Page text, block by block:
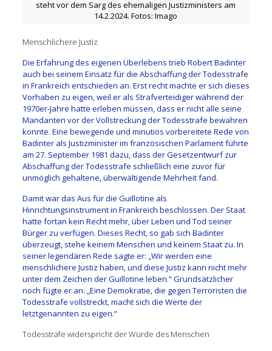
steht vor dem Sarg des ehemaligen Justizministers am
14.2.2024. Fotos: Imago
Menschlichere Justiz
Die Erfahrung des eigenen Überlebens trieb Robert Badinter
auch bei seinem Einsatz für die Abschaffung der Todesstrafe
in Frankreich entschieden an. Erst recht machte er sich dieses
Vorhaben zu eigen, weil er als Strafverteidiger während der
1970er-Jahre hatte erleben müssen, dass er nicht alle seine
Mandanten vor der Vollstreckung der Todesstrafe bewahren
konnte. Eine bewegende und minutiös vorbereitete Rede von
Badinter als Justizminister im französischen Parlament führte
am 27. September 1981 dazu, dass der Gesetzentwurf zur
Abschaffung der Todesstrafe schließlich eine zuvor für
unmöglich gehaltene, überwältigende Mehrheit fand.
Damit war das Aus für die Guillotine als
Hinrichtungsinstrument in Frankreich beschlossen. Der Staat
hatte fortan kein Recht mehr, über Leben und Tod seiner
Bürger zu verfügen. Dieses Recht, so gab sich Badinter
überzeugt, stehe keinem Menschen und keinem Staat zu. In
seiner legendären Rede sagte er: „Wir werden eine
menschlichere Justiz haben, und diese Justiz kann nicht mehr
unter dem Zeichen der Guillotine leben.“ Grundsätzlicher
noch fügte er an: „Eine Demokratie, die gegen Terroristen die
Todesstrafe vollstreckt, macht sich die Werte der
letztgenannten zu eigen.“
Todesstrafe widerspricht der Würde des Menschen